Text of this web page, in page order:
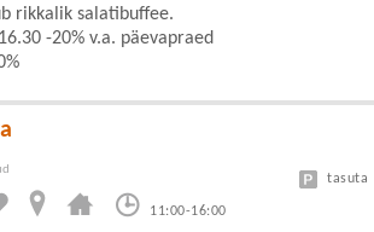
rikkalik salatibuffee.
-20% v.a. päevapraed
11:00-16:00
tasuta